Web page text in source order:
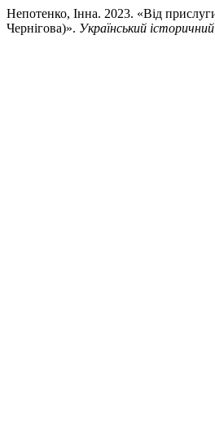
Непотенко, Інна. 2023. «Від
Чернігова)». Український